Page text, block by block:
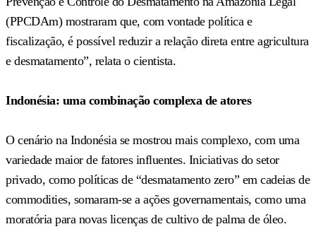
(PPCDAm) mostraram que, com vontade política e
fiscalização, é possível reduzir a relação direta entre agricultura
e desmatamento”, relata o cientista.
Indonésia: uma combinação complexa de atores
O cenário na Indonésia se mostrou mais complexo, com uma
variedade maior de fatores influentes. Iniciativas do setor
privado, como políticas de “desmatamento zero” em cadeias de
commodities, somaram-se a ações governamentais, como uma
moratória para novas licenças de cultivo de palma de óleo.